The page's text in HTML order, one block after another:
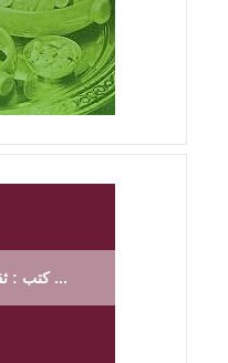
كتب : ثقافة، شعر ، موسيقى ...